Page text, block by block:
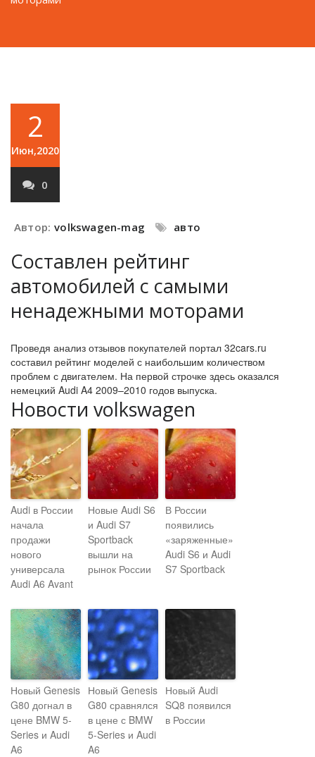
2
Июн,2020
0
Автор: volkswagen-mag авто
Составлен рейтинг
автомобилей с самыми
ненадежными моторами
Проведя анализ отзывов покупателей портал 32cars.ru
составил рейтинг моделей с наибольшим количеством
проблем с двигателем. На первой строчке здесь оказался
немецкий Audi A4 2009–2010 годов выпуска.
Новости volkswagen
Audi в России
начала
продажи
нового
универсала
Audi A6 Avant
Новые Audi S6
и Audi S7
Sportback
вышли на
рынок России
В России
появились
«заряженные»
Audi S6 и Audi
S7 Sportback
Новый Genesis
G80 догнал в
цене BMW 5-
Series и Audi
A6
Новый Genesis
G80 сравнялся
в цене с BMW
5-Series и Audi
A6
Новый Audi
SQ8 появился
в России